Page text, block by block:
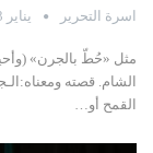
اسرة التحرير يناير 13, 2026
مثل «حُطّ بالجرن»
الشام. قصته
القمح أو